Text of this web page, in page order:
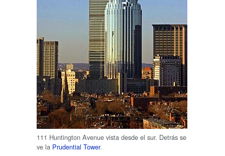
111 Huntington Avenue vista desde el sur. Detrás se
ve la Prudential Tower.